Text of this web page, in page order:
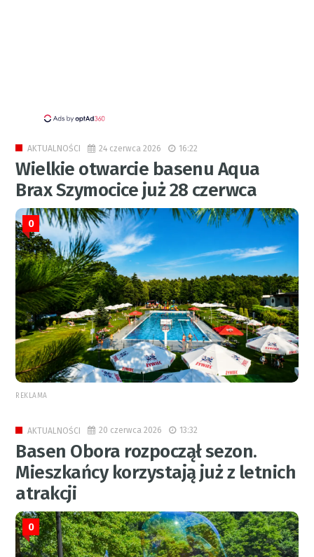
AKTUALNOŚCI 24 czerwca 2026 16:22
Wielkie otwarcie basenu Aqua
Brax Szymocice już 28 czerwca
0
REKLAMA
AKTUALNOŚCI 20 czerwca 2026 13:32
Basen Obora rozpoczął sezon.
Mieszkańcy korzystają już z letnich
atrakcji
0